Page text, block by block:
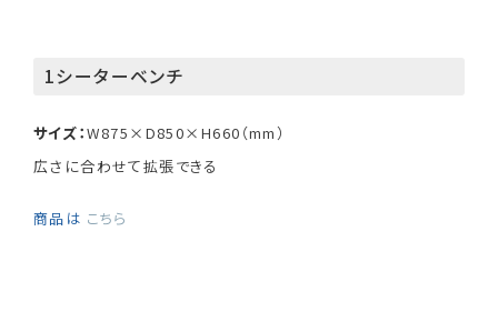
1シーターベンチ
サイズ：W875×D850×H660（mm）
広さに合わせて拡張できる
商品は こちら